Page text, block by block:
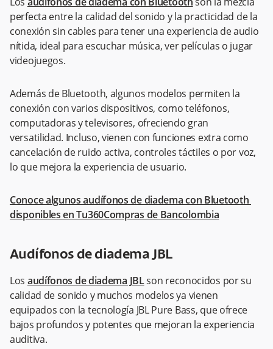
perfecta entre la calidad del sonido y la practicidad de la
conexión sin cables para tener una experiencia de audio
nítida, ideal para escuchar música, ver películas o jugar
videojuegos.
Además de Bluetooth, algunos modelos permiten la
conexión con varios dispositivos, como teléfonos,
computadoras y televisores, ofreciendo gran
versatilidad. Incluso, vienen con funciones extra como
cancelación de ruido activa, controles táctiles o por voz,
lo que mejora la experiencia de usuario.
Conoce algunos audífonos de diadema con Bluetooth
disponibles en Tu360Compras de Bancolombia
Audífonos de diadema JBL
Los audífonos de diadema JBLson reconocidos por su
calidad de sonido y muchos modelos ya vienen
equipados con la tecnología JBL Pure Bass, que ofrece
bajos profundos y potentes que mejoran la experiencia
auditiva.